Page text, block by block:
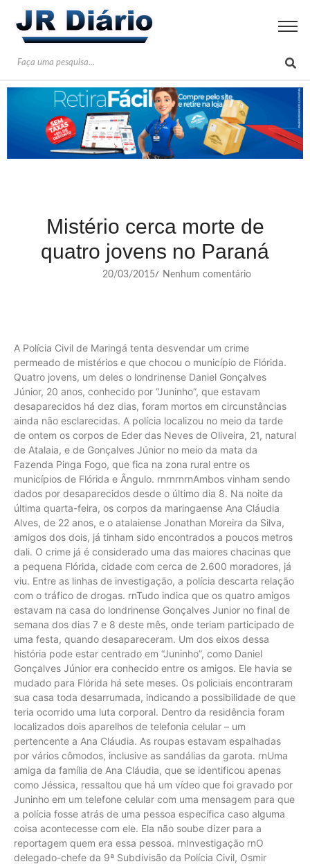
Mistério cerca morte de
quatro jovens no Paraná
20/03/2015/ Nenhum comentário
A Polícia Civil de Maringá tenta desvendar um crime
permeado de mistérios e que chocou o município de Flórida.
Quatro jovens, um deles o londrinense Daniel Gonçalves
Júnior, 20 anos, conhecido por “Juninho”, que estavam
desaparecidos há dez dias, foram mortos em circunstâncias
ainda não esclarecidas. A polícia localizou no meio da tarde
de ontem os corpos de Eder das Neves de Oliveira, 21, natural
de Atalaia, e de Gonçalves Júnior no meio da mata da
Fazenda Pinga Fogo, que fica na zona rural entre os
municípios de Flórida e Ângulo. rnrnrnrnAmbos vinham sendo
dados por desaparecidos desde o último dia 8. Na noite da
última quarta-feira, os corpos da maringaense Ana Cláudia
Alves, de 22 anos, e o atalaiense Jonathan Moreira da Silva,
amigos dos dois, já tinham sido encontrados a poucos metros
dali. O crime já é considerado uma das maiores chacinas que
a pequena Flórida, cidade com cerca de 2.600 moradores, já
viu. Entre as linhas de investigação, a polícia descarta relação
com o tráfico de drogas. rnTudo indica que os quatro amigos
estavam na casa do londrinense Gonçalves Junior no final de
semana dos dias 7 e 8 deste mês, onde teriam participado de
uma festa, quando desapareceram. Um dos eixos dessa
história pode estar centrado em “Juninho”, como Daniel
Gonçalves Júnior era conhecido entre os amigos. Ele havia se
mudado para Flórida há sete meses. Os policiais encontraram
sua casa toda desarrumada, indicando a possibilidade de que
teria ocorrido uma luta corporal. Dentro da residência foram
localizados dois aparelhos de telefonia celular – um
pertencente a Ana Cláudia. As roupas estavam espalhadas
por vários cômodos, inclusive as sandálias da garota. rnUma
amiga da família de Ana Cláudia, que se identificou apenas
como Jéssica, ressaltou que há um vídeo que foi gravado por
Juninho em um telefone celular com uma mensagem para que
a polícia fosse atrás de uma pessoa específica caso alguma
coisa acontecesse com ele. Ela não soube dizer para a
reportagem quem era essa pessoa. rnInvestigação rnO
delegado-chefe da 9ª Subdivisão da Polícia Civil, Osmir